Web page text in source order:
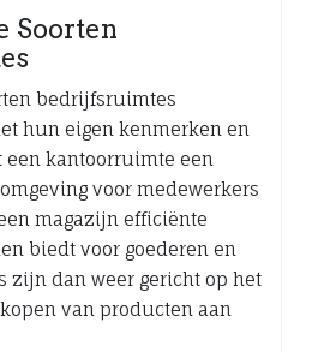
Soorten
bedrijfsruimtes
hun eigen kenmerken en
een kantoorruimte een
voor medewerkers
magazijn efficiënte
biedt voor goederen en
zijn dan weer gericht op het
van producten aan